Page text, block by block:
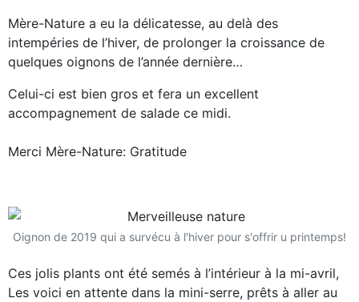
Mère-Nature a eu la délicatesse, au delà des
intempéries de l’hiver, de prolonger la croissance de
quelques oignons de l’année dernière…
Celui-ci est bien gros et fera un excellent
accompagnement de salade ce midi.
Merci Mère-Nature: Gratitude
Oignon de 2019 qui a survécu à l'hiver pour s'offrir u printemps!
Ces jolis plants ont été semés à l’intérieur à la mi-avril,
Les voici en attente dans la mini-serre, prêts à aller au